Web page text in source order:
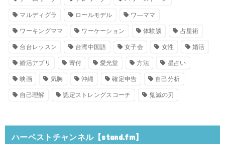
マルディグラ ロールモデル ワ―ママ
ワーキングママ ワーケーション 体験談 占星術
台台レッスン 台湾中国語 女子会 女性 婚活
婚活アプリ 寄付 愛光堂 方法 星占い
映画 気胸 沖縄 確定申告 自己分析
自己理解 認定ストレングスコーチ 鬼滅の刃
ハーベストチャンネル【stand.fm】